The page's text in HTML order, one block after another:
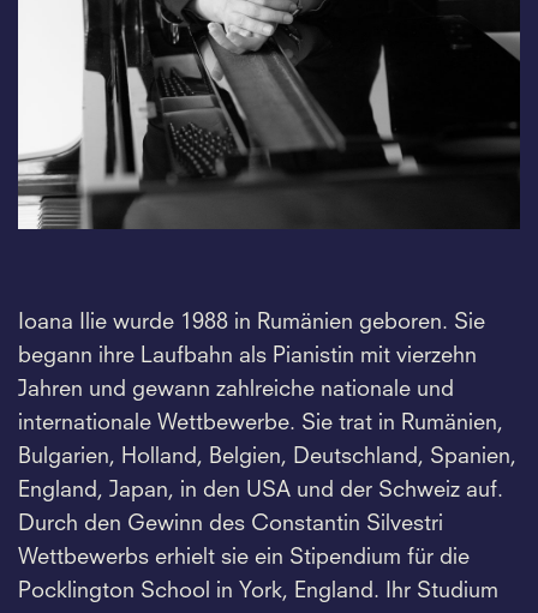
Ioana Ilie wurde 1988 in Rumänien geboren. Sie
begann ihre Laufbahn als Pianistin mit vierzehn
Jahren und gewann zahlreiche nationale und
internationale Wettbewerbe. Sie trat in Rumänien,
Bulgarien, Holland, Belgien, Deutschland, Spanien,
England, Japan, in den USA und der Schweiz auf.
Durch den Gewinn des Constantin Silvestri
Wettbewerbs erhielt sie ein Stipendium für die
Pocklington School in York, England. Ihr Studium